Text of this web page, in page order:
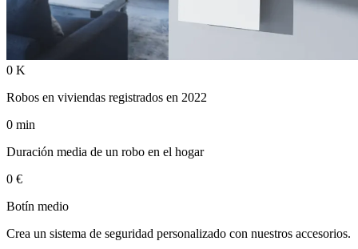
0 K
Robos en viviendas registrados en 2022
0 min
Duración media de un robo en el hogar
0 €
Botín medio
Crea un sistema de seguridad personalizado con nuestros accesorios.